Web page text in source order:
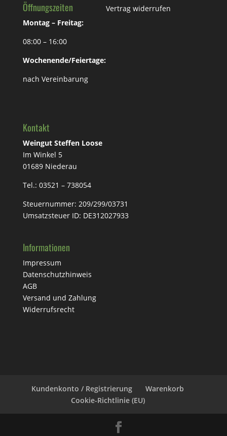
Öffnungszeiten
Montag – Freitag:
08:00 – 16:00
Wochenende/Feiertage:
nach Vereinbarung
Vertrag widerrufen
Kontakt
Weingut Steffen Loose
Im Winkel 5
01689 Niederau
Tel.: 03521 – 738054
Steuernummer: 209/299/03731
Umsatzsteuer ID: DE312027933
Informationen
Impressum
Datenschutzhinweis
AGB
Versand und Zahlung
Widerrufsrecht
Kundenkonto / Registrierung
Warenkorb
Cookie-Richtlinie (EU)